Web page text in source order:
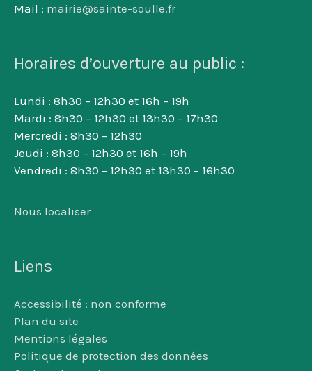
Mail : mairie@sainte-soulle.fr
Horaires d’ouverture au public :
Lundi : 8h30 – 12h30 et 16h – 19h
Mardi : 8h30 – 12h30 et 13h30 – 17h30
Mercredi : 8h30 – 12h30
Jeudi : 8h30 – 12h30 et 16h – 19h
Vendredi : 8h30 – 12h30 et 13h30 – 16h30
Nous localiser
Liens
Accessibilité : non conforme
Plan du site
Mentions légales
Politique de protection des données